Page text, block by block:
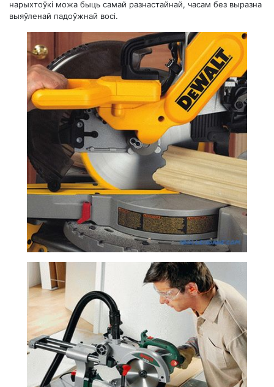
нарыхтоўкі можа быць самай разнастайнай, часам без выразна
выяўленай падоўжнай восі.